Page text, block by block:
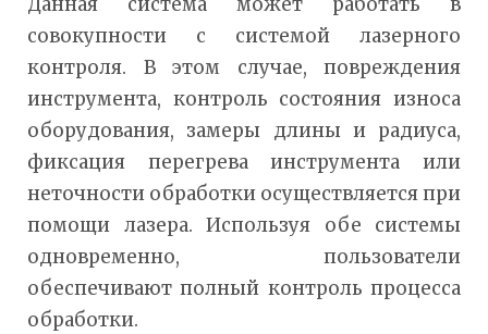
совокупности с системой лазерного
контроля. В этом случае, повреждения
инструмента, контроль состояния износа
оборудования, замеры длины и радиуса,
фиксация перегрева инструмента или
неточности обработки осуществляется при
помощи лазера. Используя обе системы
одновременно, пользователи
обеспечивают полный контроль процесса
обработки.